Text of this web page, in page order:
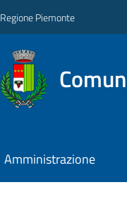
Regione Piemonte
Amministrazione